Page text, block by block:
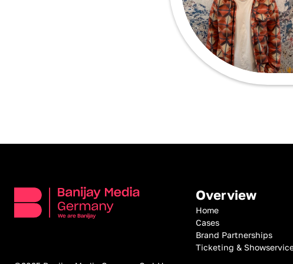
Overview
Home
Cases
Brand Partnerships
Ticketing &